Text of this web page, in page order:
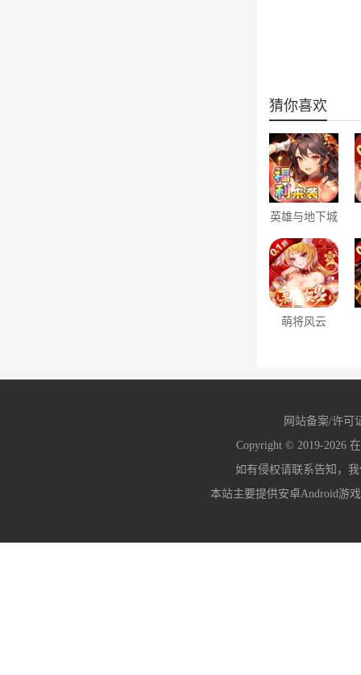
猜你喜欢
英雄与地下城
日送3000充）
萌将风云
网站备案/许可
Copyright © 2019-2026
如有侵权请联系告知，
本站主要提供安卓Android游